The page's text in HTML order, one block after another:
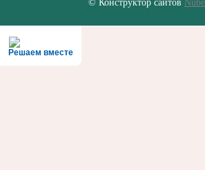
© Конструктор сайтов
Решаем вместе